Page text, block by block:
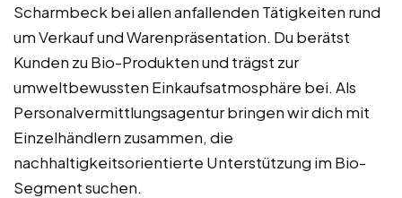
Scharmbeck bei allen anfallenden Tätigkeiten rund
um Verkauf und Warenpräsentation. Du berätst
Kunden zu Bio-Produkten und trägst zur
umweltbewussten Einkaufsatmosphäre bei. Als
Personalvermittlungsagentur bringen wir dich mit
Einzelhändlern zusammen, die
nachhaltigkeitsorientierte Unterstützung im Bio-
Segment suchen.